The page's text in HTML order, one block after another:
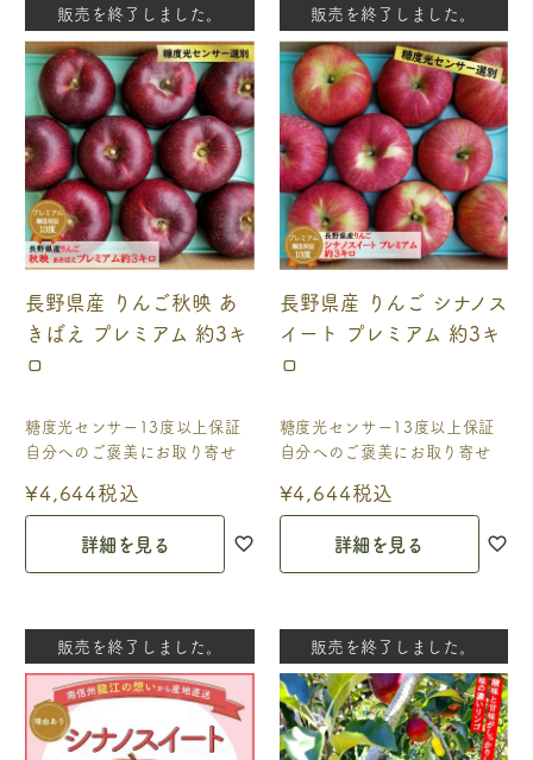
糖度光センサー13度以上保証
自分へのご褒美にお取り寄せ
長野県産 りんご秋映 あ
きばえ プレミアム 約3キ
ロ
¥4,644税込
販売を終了しました。
詳細を見る
糖度光センサー13度以上保証
自分へのご褒美にお取り寄せ
長野県産 りんご シナノス
イート プレミアム 約3キ
ロ
¥4,644税込
販売を終了しました。
詳細を見る
販売を終了しました。 販売を終了しました。